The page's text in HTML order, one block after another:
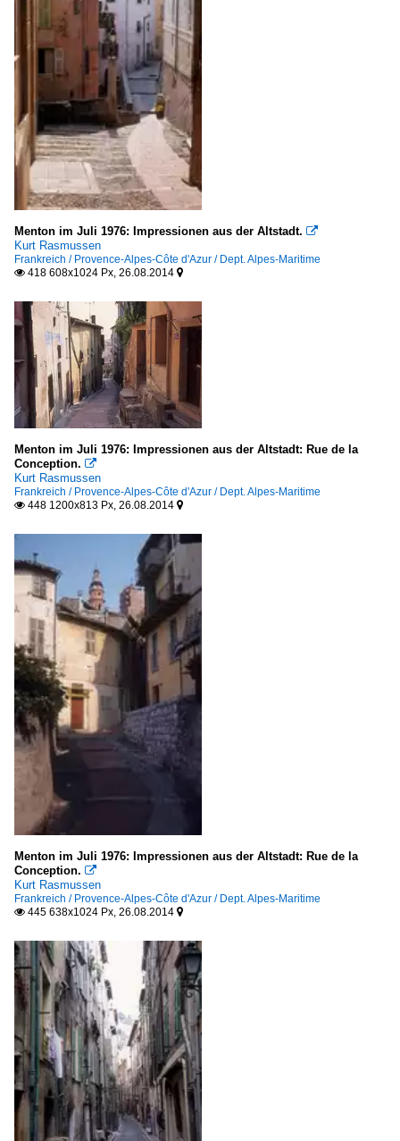
Menton im Juli 1976: Impressionen aus der Altstadt. 
Kurt Rasmussen
Frankreich / Provence-Alpes-Côte d'Azur / Dept. Alpes-Maritime
 418 608x1024 Px, 26.08.2014 
Menton im Juli 1976: Impressionen aus der Altstadt: Rue de la
Conception. 
Kurt Rasmussen
Frankreich / Provence-Alpes-Côte d'Azur / Dept. Alpes-Maritime
 448 1200x813 Px, 26.08.2014 
Menton im Juli 1976: Impressionen aus der Altstadt: Rue de la
Conception. 
Kurt Rasmussen
Frankreich / Provence-Alpes-Côte d'Azur / Dept. Alpes-Maritime
 445 638x1024 Px, 26.08.2014 